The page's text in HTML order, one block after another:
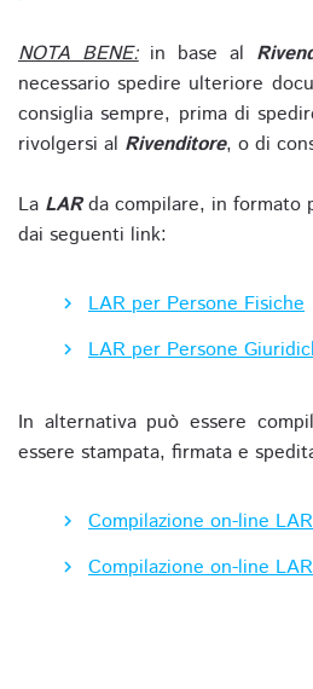
NOTA BENE:in base al
necessario spedire ulteriore
consiglia sempre, prima di
rivolgersi al Rivenditore, o di
La LARda compilare, in formato
dai seguenti link:
LAR per Persone Fisiche
LAR per Persone
In alternativa può essere
essere stampata, firmata e
Compilazione on-line
Compilazione on-line